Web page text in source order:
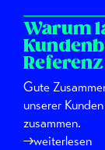
Warum
Gute
unserer
zusammen.
weiterlesen